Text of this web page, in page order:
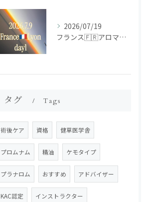
2026/07/19
フランス🇫🇷アロマ研修ツアー𝗱𝗮𝘆𝟭
タグ Tags
術後ケア 資格 健草医学舎
プロムナム 精油 ケモタイプ
プラナロム おすすめ アドバイザー
KAC認定 インストラクター